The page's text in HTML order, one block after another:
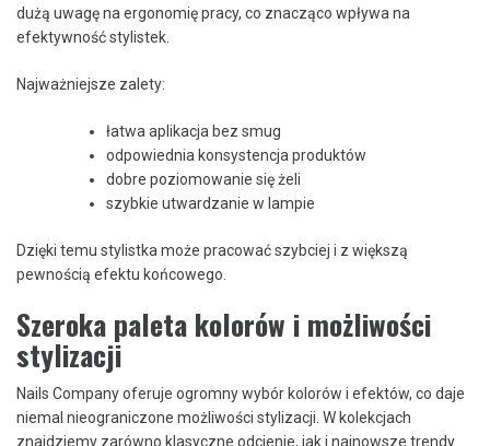
dużą uwagę na ergonomię pracy, co znacząco wpływa na
efektywność stylistek.
Najważniejsze zalety:
łatwa aplikacja bez smug
odpowiednia konsystencja produktów
dobre poziomowanie się żeli
szybkie utwardzanie w lampie
Dzięki temu stylistka może pracować szybciej i z większą
pewnością efektu końcowego.
Szeroka paleta kolorów i możliwości
stylizacji
Nails Company oferuje ogromny wybór kolorów i efektów, co daje
niemal nieograniczone możliwości stylizacji. W kolekcjach
znajdziemy zarówno klasyczne odcienie, jak i najnowsze trendy.